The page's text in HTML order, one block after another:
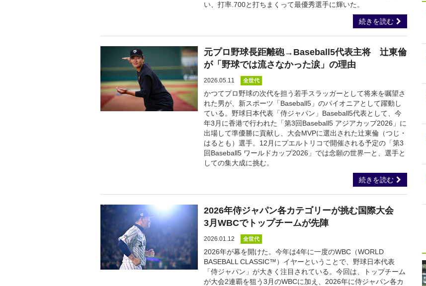
い、打率.700と打ちまくって最優秀選手に輝いた。
続きを読む
元プロ野球長距離砲→Baseball5代表主将 辻東倫
が「野球では流さなかった涙」の理由
2026.05.11 全世代
かつてプロ野球の次代を担う若手スラッガーとして将来を嘱望さ
れた男が、新スポーツ「Baseball5」のパイオニアとして躍動し
ている。野球日本代表「侍ジャパン」Baseball5代表として、今
年3月に香港で行われた「第3回Baseball5 アジアカップ2026」に
出場して準優勝に貢献し、大会MVPに選出された辻東倫（つじ・
はるとも）選手。12月にプエルトリコで開催される予定の「第3
回Baseball5 ワールドカップ2026」では念願の世界一と、選手と
しての集大成に挑む。
続きを読む
2026年侍ジャパン各カテゴリーが挑む国際大会
3月WBCでトップチームが先陣
2026.01.12 全世代
2026年が幕を開けた。今年は4年に一度のWBC（WORLD
BASEBALL CLASSIC™）イヤーということで、野球日本代表
「侍ジャパン」が大きく注目されている。今回は、トップチーム
が大会2連覇を狙う3月のWBCに加え、2026年に侍ジャパン各カ